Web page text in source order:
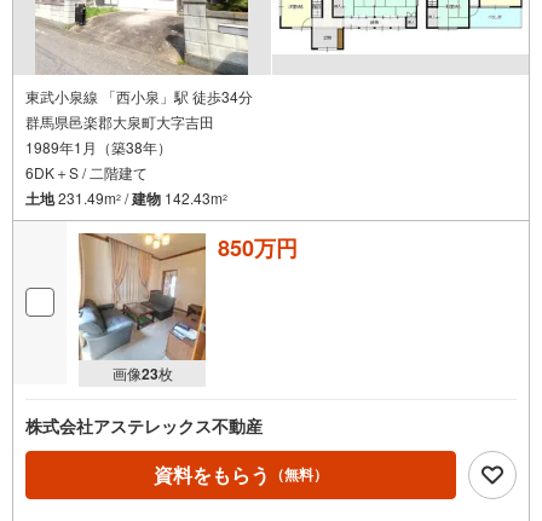
東武小泉線 「西小泉」駅 徒歩34分
群馬県邑楽郡大泉町大字吉田
1989年1月（築38年）
6DK＋S / 二階建て
土地231.49m2 /建物 142.43m2
画像23枚
850万円
株式会社アステレックス不動産
資料をもらう （無料）